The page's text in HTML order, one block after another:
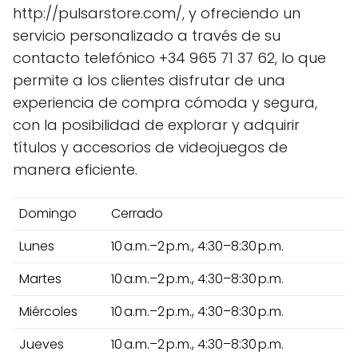
http://pulsarstore.com/, y ofreciendo un
servicio personalizado a través de su
contacto telefónico +34 965 71 37 62, lo que
permite a los clientes disfrutar de una
experiencia de compra cómoda y segura,
con la posibilidad de explorar y adquirir
títulos y accesorios de videojuegos de
manera eficiente.
Domingo
Cerrado
Lunes
10 a.m.–2 p.m., 4:30–8:30 p.m.
Martes
10 a.m.–2 p.m., 4:30–8:30 p.m.
Miércoles
10 a.m.–2 p.m., 4:30–8:30 p.m.
Jueves
10 a.m.–2 p.m., 4:30–8:30 p.m.